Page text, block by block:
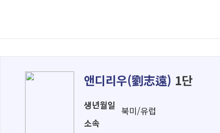
앤디리우(劉志遠) 1단
생년월일
소속
북미/유럽